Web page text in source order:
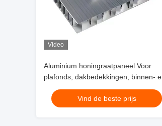
Video
Aluminium honingraatpaneel Voor
plafonds, dakbedekkingen, binnen- en
buitenmuren, enz.
Vind de beste prijs